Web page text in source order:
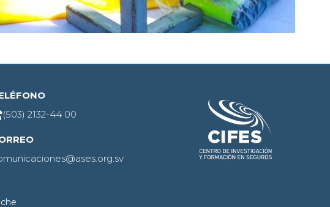
(503) 2132-44 00